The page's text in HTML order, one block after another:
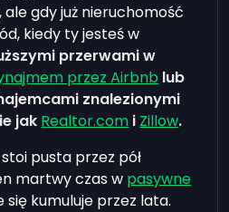
ale gdy już nieruchomość
kiedy ty jesteś w
przerwami w
przez Airbnb lub
znalezionymi
jak Realtor.com i Zillow.
pusta przez pół
martwy czas w pasywne
się kumuluje przez lata.